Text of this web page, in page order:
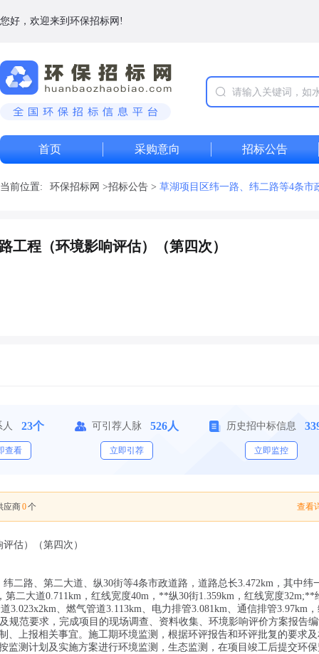
您好，欢迎来到环保招标网!
首页 采购意向 招标公告
当前位置: 环保招标网 >招标公告 > 草湖项目区纬一路、纬二路等4条
工程（环境影响评估）（第四次）
23个
查看
可引荐人脉 526人
立即引荐
历史招中标信息
立即监控
应商0个 查看
估）（第四次）
二路、第二大道、纵30街等4条市政道路，道路总长3.472km，其中纬
第二大道0.711km，红线宽度40m，**纵30街1.359km，红线宽度32m;**
3.023x2km、燃气管道3.113km、电力排管3.081km、通信排管3.97km
规范要求，完成项目的现场调查、资料收集、环境影响评价方案报告
、上报相关事宜。施工期环境监测，根据环评报告和环评批复的要求
监测计划及实施方案进行环境监测，生态监测，在项目竣工后提交环